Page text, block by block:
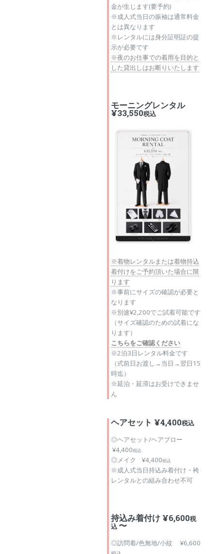
金が生じます(要予約)
※成人式当日の振袖は通常料金
とは異なります
※レンタルには身分証明証の提
示が必要です
※夜のお仕事での着用を目的と
した貸出しはお断りいたします
モーニングレンタル
¥33,550税込
※着物レンタルまたは着物持込
着付けをご予約頂いた場合に限
ります
※事前にサイズの確認が必要と
なります
※別途¥2,200でご試着可能です
（サイズ確認のための試着にな
ります）
こちらをご確認ください
※2泊3日レンタル料金です
（式前日お渡し→当日→翌日15
時迄）
※延泊・延滞はお受けできませ
ん
ヘアセット ¥4,400税込
◎ヘアセット/ヘアブロー
¥4,400税込
◎メイク ¥4,400税込
※成人式当日持込み着付け・袴
レンタルとの組み合わせ不可
持込み着付け ¥6,600税
込 〜
◎訪問着/色無地/小紋 ¥6,600